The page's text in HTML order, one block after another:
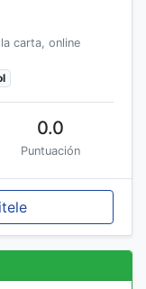
carta, online
0.0
Puntuación